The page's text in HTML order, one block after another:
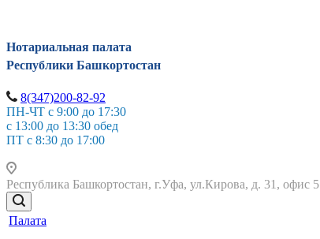
Нотариальная палата
Республики Башкортостан
8(347)200-82-92
ПН-ЧТ с 9:00 до 17:30
с 13:00 до 13:30 обед
ПТ с 8:30 до 17:00
Республика Башкортостан, г.Уфа, ул.Кирова, д. 31, офис 5
Палата